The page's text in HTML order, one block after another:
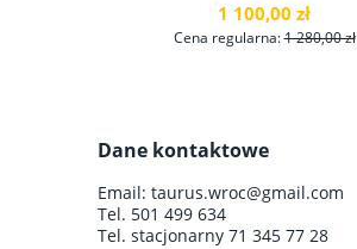
1 100,00 zł
Cena regularna:1 280,00 zł
do koszyka
Dane kontaktowe
Email: taurus.wroc@gmail.com
Tel. 501 499 634
Tel. stacjonarny 71 345 77 28